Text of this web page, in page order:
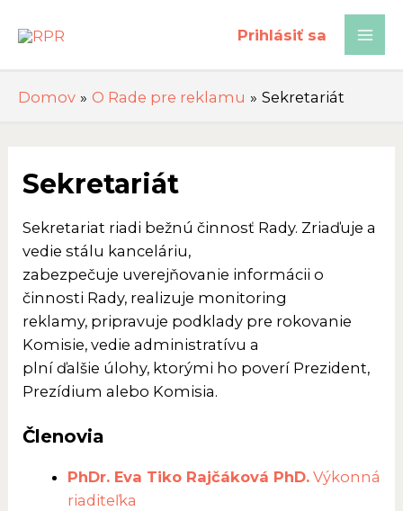
na
Prihlásiť sa
Domov O Rade pre reklamu Sekretariát
Sekretariát
Sekretariat riadi bežnú činnosť Rady. Zriaďuje a
vedie stálu kanceláriu,
zabezpečuje uverejňovanie informácii o
činnosti Rady, realizuje monitoring
reklamy, pripravuje podklady pre rokovanie
Komisie, vedie administratívu a
plní ďalšie úlohy, ktorými ho poverí Prezident,
Prezídium alebo Komisia.
Členovia
PhDr. Eva Tiko Rajčáková PhD.Výkonná
riaditeľka